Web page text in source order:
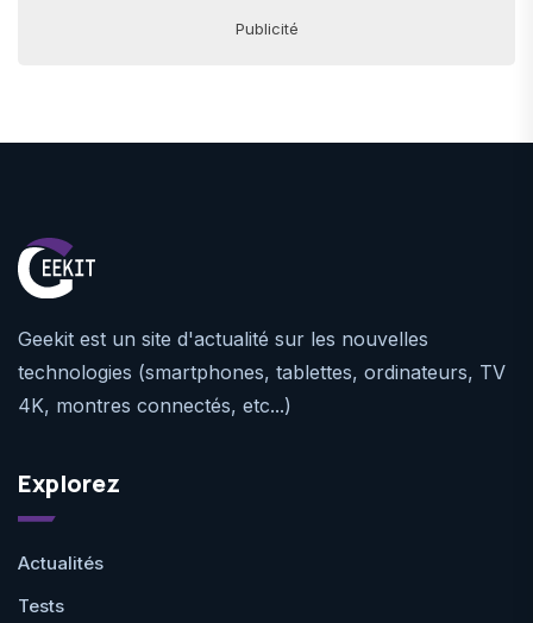
Publicité
Geekit est un site d'actualité sur les nouvelles
technologies (smartphones, tablettes, ordinateurs, TV
4K, montres connectés, etc...)
Explorez
Actualités
Tests